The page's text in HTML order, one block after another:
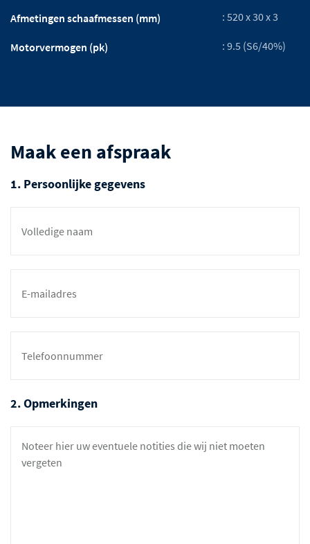
Afmetingen schaafmessen (mm) : 520 x 30 x 3
Motorvermogen (pk) : 9.5 (S6/40%)
Maak een afspraak
1. Persoonlijke gegevens
2. Opmerkingen